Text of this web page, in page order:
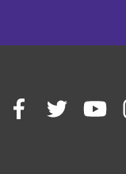
facebooktwitter